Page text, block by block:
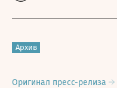
Архив
Оригинал пресс-релиза